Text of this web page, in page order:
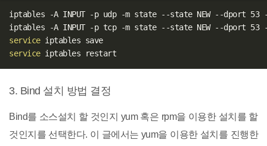
iptables -A INPUT -p udp -m state --state NEW --dport 53 -j
service
iptables save
service
3. Bind 설치 방법 결정
Bind를 소스설치 할 것인지 yum 혹은 rpm을 이용한 설치를 할
것인지를 선택한다. 이 글에서는 yum을 이용한 설치를 진행한